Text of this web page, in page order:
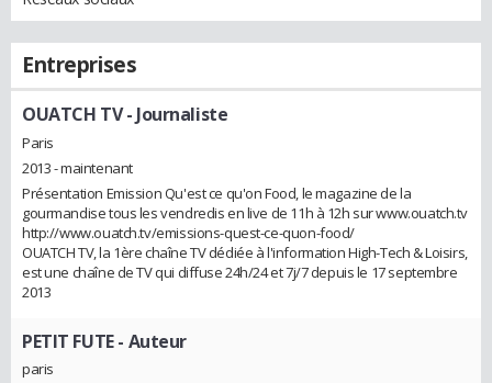
Entreprises
OUATCH TV- Journaliste
Paris
2013 - maintenant
Présentation Emission Qu'est ce qu'on Food, le magazine de la
gourmandise tous les vendredis en live de 11h à 12h sur www.ouatch.tv
http://www.ouatch.tv/emissions-quest-ce-quon-food/
OUATCH TV, la 1ère chaîne TV dédiée à l'information High-Tech & Loisirs,
est une chaîne de TV qui diffuse 24h/24 et 7j/7 depuis le 17 septembre
2013
PETIT FUTE- Auteur
paris